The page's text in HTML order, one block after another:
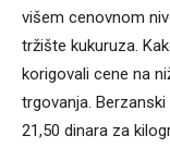
višem cenovnom
tržište kukuruza.
korigovali cene na
trgovanja.
21,50 dinara za